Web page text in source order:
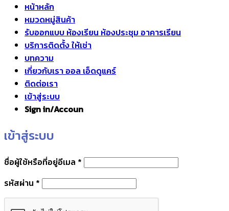
หน้าหลัก
หมวดหมู่สินค้า
รับออกแบบ ห้องเรียน ห้องประชุม อาคารเรียน
บริการติดตั้ง ให้เช่า
บทความ
เกี่ยวกับเรา ออล เอ็ดดูแคร์
ติดต่อเรา
เข้าสู่ระบบ
Sign in/Accoun
เข้าสู่ระบบ
ชื่อผู้ใช้หรือที่อยู่อีเมล * ต้องการ
รหัสผ่าน * ต้องการ